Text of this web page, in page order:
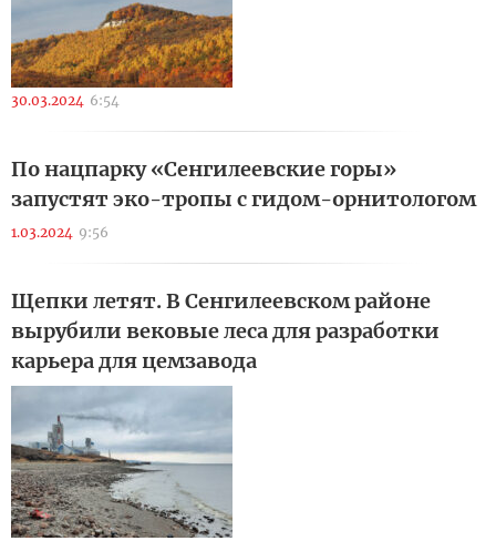
30.03.2024 6:54
По нацпарку «Сенгилеевские горы»
запустят эко-тропы с гидом-орнитологом
1.03.2024 9:56
Щепки летят. В Сенгилеевском районе
вырубили вековые леса для разработки
карьера для цемзавода